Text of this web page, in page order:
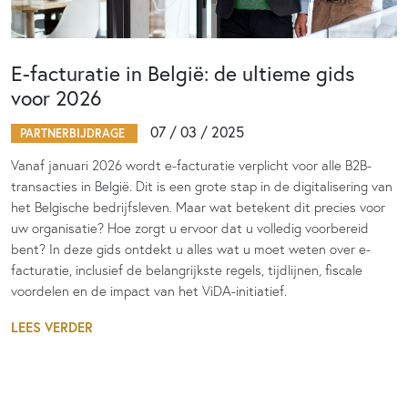
E-facturatie in België: de ultieme gids
voor 2026
PARTNERBIJDRAGE 07 / 03 / 2025
Vanaf januari 2026 wordt e-facturatie verplicht voor alle B2B-
transacties in België. Dit is een grote stap in de digitalisering van
het Belgische bedrijfsleven. Maar wat betekent dit precies voor
uw organisatie? Hoe zorgt u ervoor dat u volledig voorbereid
bent? In deze gids ontdekt u alles wat u moet weten over e-
facturatie, inclusief de belangrijkste regels, tijdlijnen, fiscale
voordelen en de impact van het ViDA-initiatief.
LEES VERDER